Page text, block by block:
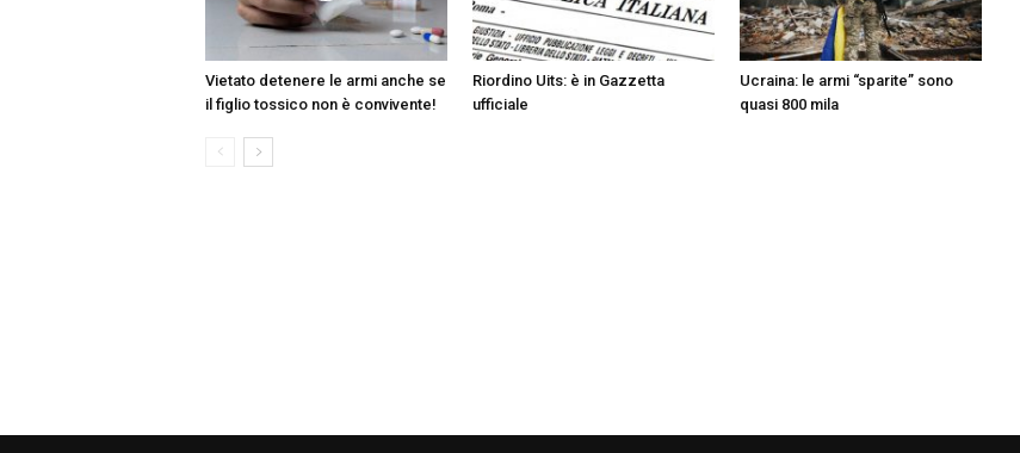
Vietato detenere le armi anche se
il figlio tossico non è convivente!
Riordino Uits: è in Gazzetta
ufficiale
Ucraina: le armi “sparite” sono
quasi 800 mila